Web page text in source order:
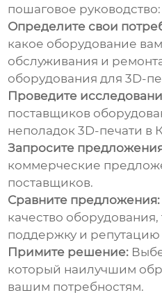
пошаговое руководство:
Определите свои
какое оборудование
обслуживания и
оборудования для 3D-
Проведите
поставщиков
неполадок 3D-печати в
Запросите
коммерческие
поставщиков.
Сравните предложения:
качество
поддержку и
Примите решение:
который наилучшим
вашим потребностям.